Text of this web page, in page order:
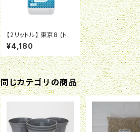
【2リットル】 東京8 (トウ
キョウエイト) 次世代型
植物活性剤
¥4,180
同じカテゴリの商品